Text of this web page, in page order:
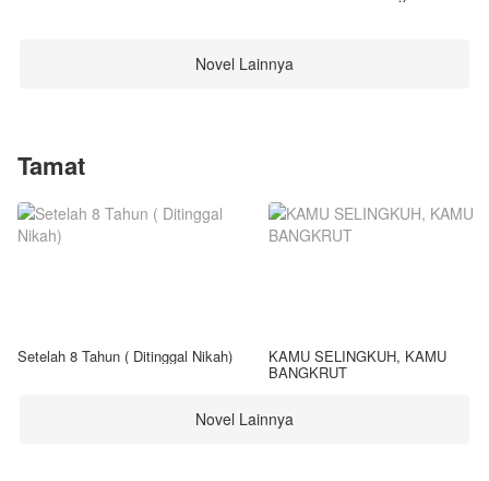
Novel Lainnya
Tamat
Setelah 8 Tahun ( Ditinggal Nikah) KAMU SELINGKUH, KAMU
BANGKRUT
Novel Lainnya